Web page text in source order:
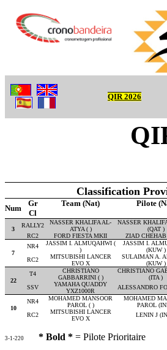
QIR 2026
Classification
Num
Gr Team (Nat) Pilote
Cl
3
RALLY2
NASSER KHALIFA AL-
ATYA ( )
NASSER
(QAT )
RC2
FORD FIESTA MKII ZIAD
7
NR4
JASSIM I. ALMUQAHWI (
)
JASSIM I.
(KUW )
RC2
MITSUBISHI LANCER
EVO X
SULAIMAN A.
(KUW )
22
T4
CHRISTIANO
GABBARRINI ( )
CHRISTIANO
(ITA )
SSV
YAMAHA QUADDY
YXZ1000R
ALESSANDRO
10
NR4
MOHAMED MANSOOR
PAROL ( )
MOHAMED
PAROL
RC2
MITSUBISHI LANCER
EVO X
LENIN J
3-1-220 * Bold * = Pilote Prioritaire